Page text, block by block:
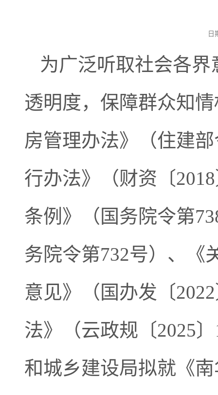
日
为广泛听取社会各
透明度，保障群众知
房管理办法》（住建
行办法》（财资〔
条例》（国务院令第
务院令第732号）、《
意见》（国办发〔
法》（云政规〔2025
和城乡建设局拟就《